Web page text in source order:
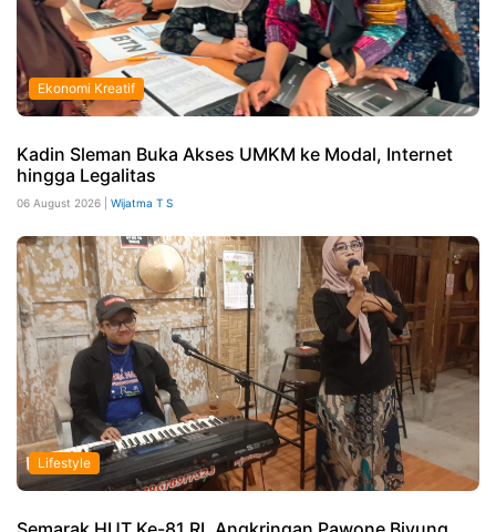
Ekonomi Kreatif
Kadin Sleman Buka Akses UMKM ke Modal, Internet
hingga Legalitas
06 August 2026 | Wijatma T S
Lifestyle